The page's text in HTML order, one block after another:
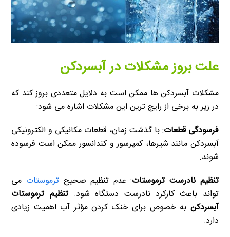
علت بروز مشکلات در آبسردکن
مشکلات آبسردکن ها ممکن است به دلایل متعددی بروز کند که
در زیر به برخی از رایج ترین این مشکلات اشاره می شود:
فرسودگی قطعات: با گذشت زمان، قطعات مکانیکی و الکترونیکی
آبسردکن مانند شیرها، کمپرسور و کندانسور ممکن است فرسوده
شوند.
تنظیم نادرست ترموستات: عدم تنظیم صحیح ترموستات می
تواند باعث کارکرد نادرست دستگاه شود.تنظیم ترموستات
آبسردکن به خصوص برای خنک کردن مؤثر آب اهمیت زیادی
دارد.